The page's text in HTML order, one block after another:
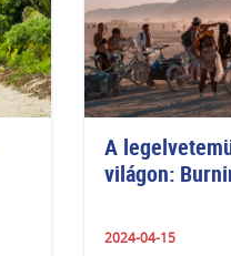
A
világon:
2024-04-15